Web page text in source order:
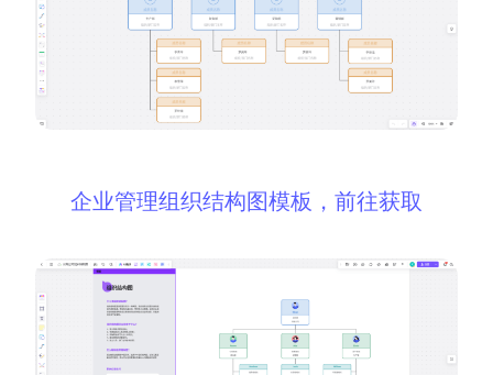
企业版申请试用
满足企业级团队协作和管理需求
知识分享社区
企业管理组织结构图模板，前往获取